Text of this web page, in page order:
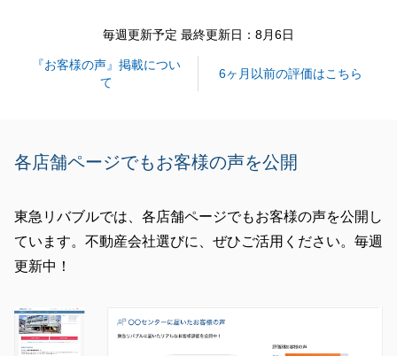
毎週更新予定 最終更新日：8月6日
『お客様の声』掲載につい
て
6ヶ月以前の評価はこちら
各店舗ページでもお客様の声を公開
東急リバブルでは、各店舗ページでもお客様の声を公開し
ています。不動産会社選びに、ぜひご活用ください。毎週
更新中！